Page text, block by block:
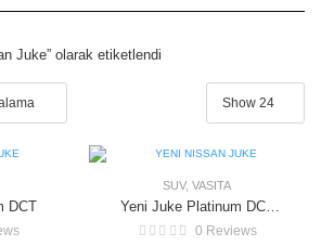
Juke” olarak etiketlendi
DCT
SUV, VASITA
Yeni Juke Platinum DCT
(Çift Renk)
0 Reviews